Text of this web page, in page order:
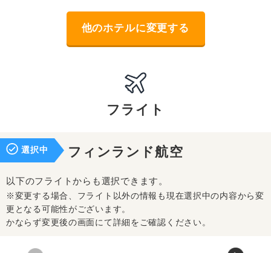
他のホテルに変更する
フライト
選択中 フィンランド航空
以下のフライトからも選択できます。
※変更する場合、フライト以外の情報も現在選択中の内容から変
更となる可能性がございます。
かならず変更後の画面にて詳細をご確認ください。